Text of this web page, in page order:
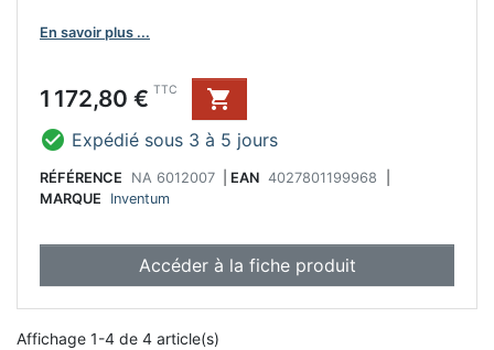
En savoir plus ...
Prix
1 172,80 € TTC

 Expédié sous 3 à 5 jours
RÉFÉRENCE NA 6012007 EAN 4027801199968
MARQUE
Inventum
Accéder à la fiche produit
Affichage 1-4 de 4 article(s)